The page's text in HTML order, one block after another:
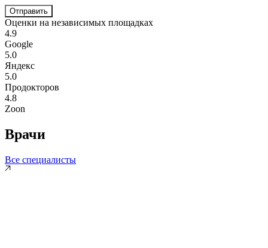
Отправить
Оценки на независимых площадках
4.9
Google
5.0
Яндекс
5.0
Продокторов
4.8
Zoon
Врачи
Все специалисты